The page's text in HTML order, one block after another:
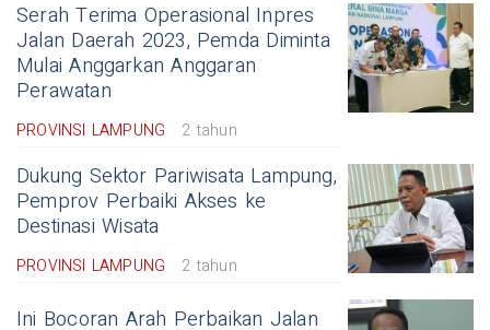
Serah Terima Operasional Inpres
Jalan Daerah 2023, Pemda Diminta
Mulai Anggarkan Anggaran
Perawatan
PROVINSI LAMPUNG 2 tahun
Dukung Sektor Pariwisata Lampung,
Pemprov Perbaiki Akses ke
Destinasi Wisata
PROVINSI LAMPUNG 2 tahun
Ini Bocoran Arah Perbaikan Jalan